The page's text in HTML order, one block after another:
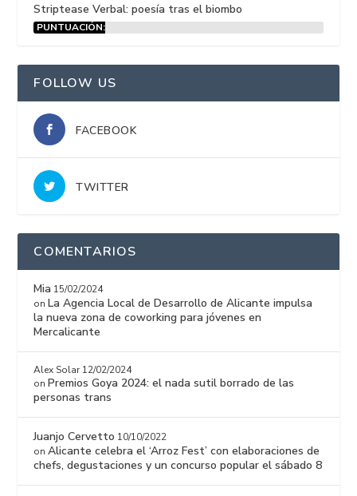
Striptease Verbal: poesía tras el biombo
PUNTUACIÓN:
FOLLOW US
FACEBOOK
TWITTER
COMENTARIOS
Mia 15/02/2024
onLa Agencia Local de Desarrollo de Alicante impulsa
la nueva zona de coworking para jóvenes en
Mercalicante
Alex Solar 12/02/2024
onPremios Goya 2024: el nada sutil borrado de las
personas trans
Juanjo Cervetto 10/10/2022
onAlicante celebra el ‘Arroz Fest’ con elaboraciones de
chefs, degustaciones y un concurso popular el sábado 8